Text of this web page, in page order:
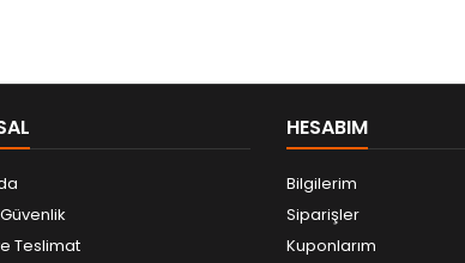
Teslimat
HESABIM
Bilgilerim
Siparişler
Kuponlarım